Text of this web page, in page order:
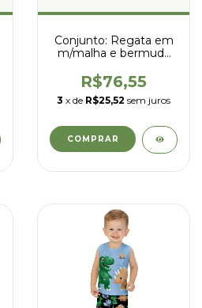
Conjunto: Regata em
m/malha e bermuda
1001885
R$76,55
3 x de R$25,52 sem juros
COMPRAR